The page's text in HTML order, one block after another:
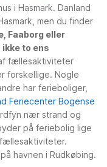
i Hasmark. Danland
men du finder
Faaborg eller
ikke to ens
fællesaktiviteter
forskellige. Nogle
har ferieboliger,
Feriecenter Bogense
nær strand og
på feriebolig lige
havnen i Rudkøbing.